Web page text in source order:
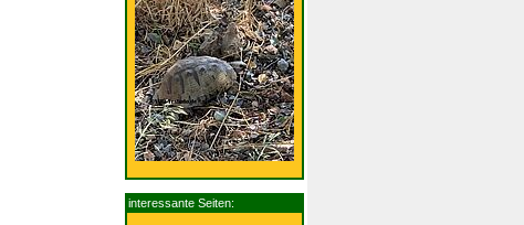
interessante Seiten: